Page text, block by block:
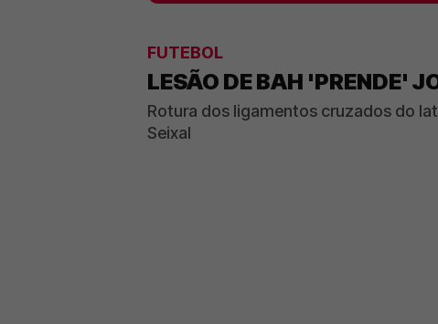
FUTEBOL
LESÃO DE BAH 'PRENDE'
Rotura dos ligamentos cruzados do
Seixal